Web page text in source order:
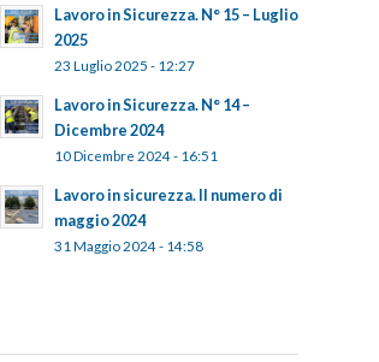
Lavoro in Sicurezza. N° 15 – Luglio
2025
23 Luglio 2025 - 12:27
Lavoro in Sicurezza. N° 14 –
Dicembre 2024
10 Dicembre 2024 - 16:51
Lavoro in sicurezza. Il numero di
maggio 2024
31 Maggio 2024 - 14:58